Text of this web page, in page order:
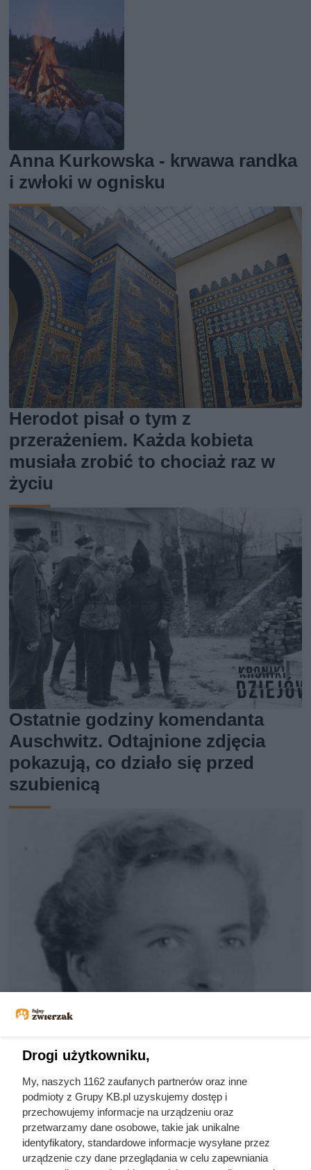
Anna Kurkowska - krwawa randka
i zwłoki w ognisku
Herodot pisał o tym z
przerażeniem. Każda kobieta
musiała zrobić to chociaż raz w
życiu
Ostatnie godziny komendanta
Auschwitz. Odtajnione zdjęcia
pokazują, co działo się przed
szubienicą
Kat w spódnicy. Najokrutniejsza
nadzorczyni Auschwitz przed
egzekucją wykrzyknęła „Niech
Drogi użytkowniku,
My, naszych 1162 zaufanych partnerów oraz inne
podmioty z Grupy KB.pl uzyskujemy dostęp i
przechowujemy informacje na urządzeniu oraz
przetwarzamy dane osobowe, takie jak unikalne
identyfikatory, standardowe informacje wysyłane przez
urządzenie czy dane przeglądania w celu zapewniania